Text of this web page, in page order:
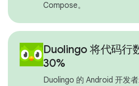
Compose。
Duolingo 将代码行
30%
Duolingo 的 Android 开发